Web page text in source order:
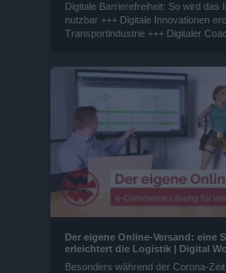
Digitale Barrierefreiheit: So wird das
nutzbar +++ Digitale Innovationen
Transportindustrie +++ Digitaler
Superhelden des 21. Jahrhunderts.
Der eigene Online-Versand: eine
erleichtert die Logistik | Digital
Besonders während der Corona-Zeit